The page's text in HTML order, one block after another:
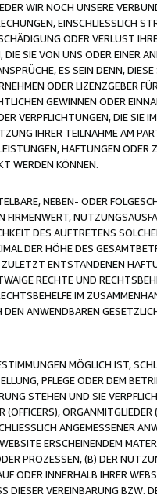
WIR NOCH UNSERE
EINSCHLIESSLICH
ODER VERLUST
SIE VON UNS ODER EINER
ES SEIN DENN,
ODER LIZENZGEBER
GEWINNEN ODER
VERPFLICHTUNGEN, DIE SIE
IHRER TEILNAHME AM
HAFTUNGEN ODER
WERDEN KÖNNEN.
NEBEN- ODER
DES AUFTRETENS
DER HÖHE DES
ENTSTANDENEN
RECHTE UND
IM
ANWENDBAREN
MÖGLICH IST,
PFLEGE ODER DEM
STEHEN UND SIE
ANGEMESSENER
ERSCHEINENDEM
PROZESSEN, (B) DER
ODER INNERHALB IHRER
VEREINBARUNG BZW.